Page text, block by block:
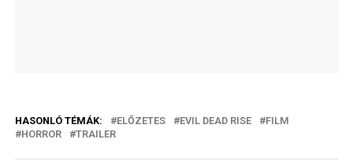
HASONLÓ TÉMÁK: ELŐZETES EVIL DEAD RISE
FILM
HORROR
TRAILER